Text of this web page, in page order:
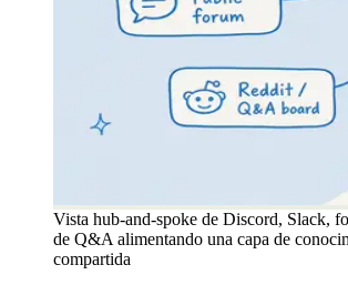
Vista hub-and-spoke de Discord, Slack,
de Q&A alimentando una capa de
compartida